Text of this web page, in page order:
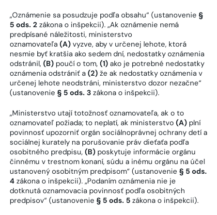
„Oznámenie sa posudzuje podľa obsahu“ (ustanovenie §
5 ods. 2 zákona o inšpekcii). „Ak oznámenie nemá
predpísané náležitosti, ministerstvo
oznamovateľa (A) vyzve, aby v určenej lehote, ktorá
nesmie byť kratšia ako sedem dní, nedostatky oznámenia
odstránil, (B) poučí o tom, (1) ako je potrebné nedostatky
oznámenia odstrániť a (2) že ak nedostatky oznámenia v
určenej lehote neodstráni, ministerstvo dozor nezačne“
(ustanovenie § 5 ods. 3 zákona o inšpekcii).
„Ministerstvo utají totožnosť oznamovateľa, ak o to
oznamovateľ požiada; to neplatí, ak ministerstvo (A) plní
povinnosť upozorniť orgán sociálnoprávnej ochrany detí a
sociálnej kurately na porušovanie práv dieťaťa podľa
osobitného predpisu, (B) poskytuje informácie orgánu
činnému v trestnom konaní, súdu a inému orgánu na účel
ustanovený osobitným predpisom“ (ustanovenie § 5 ods.
4 zákona o inšpekcii). „Podaním oznámenia nie je
dotknutá oznamovacia povinnosť podľa osobitných
predpisov“ (ustanovenie § 5 ods. 5 zákona o inšpekcii).